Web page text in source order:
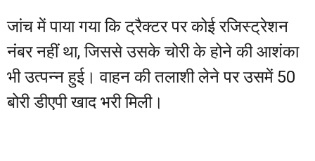
जांच में पाया गया कि ट्रैक्टर पर कोई रजिस्ट्रेशन
नंबर नहीं था, जिससे उसके चोरी के होने की आशंका
भी उत्पन्न हुई। वाहन की तलाशी लेने पर उसमें 50
बोरी डीएपी खाद भरी मिली।